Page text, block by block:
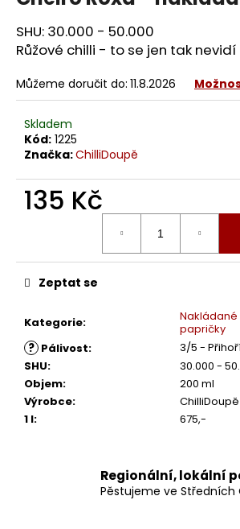
SHU: 30.000 - 50.000
Růžové chilli - to se jen tak nevidí
Můžeme doručit do: 11.8.2026
Skladem
Kód: 1225
Značka:ChilliDoupě
135 Kč
Kategorie:
Nakládané
papričky
? Pálivost:
3/5 -
SHU:
30.000 -
Objem:
200 ml
Výrobce:
ChilliDoupě
1 l: 675,-
Zeptat se
Regionální, lokální
Pěstujeme ve Středních